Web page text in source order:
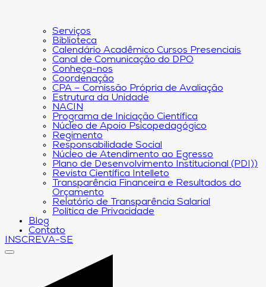
Serviços
Biblioteca
Calendário Acadêmico Cursos Presenciais
Canal de Comunicação do DPO
Conheça-nos
Coordenação
CPA – Comissão Própria de Avaliação
Estrutura da Unidade
NACIN
Programa de Iniciação Científica
Núcleo de Apoio Psicopedagógico
Regimento
Responsabilidade Social
Núcleo de Atendimento ao Egresso
Plano de Desenvolvimento Institucional (PDI))
Revista Científica Intelleto
Transparência Financeira e Resultados do
Orçamento
Relatório de Transparência Salarial
Política de Privacidade
Blog
Contato
INSCREVA-SE